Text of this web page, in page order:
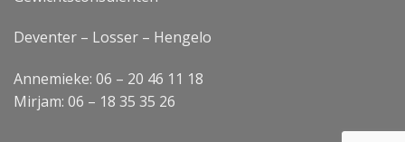
Deventer – Losser – Hengelo
Annemieke: 06 – 20 46 11 18
Mirjam: 06 – 18 35 35 26